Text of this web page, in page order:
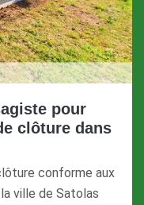
pour
clôture dans
conforme aux
ville de Satolas